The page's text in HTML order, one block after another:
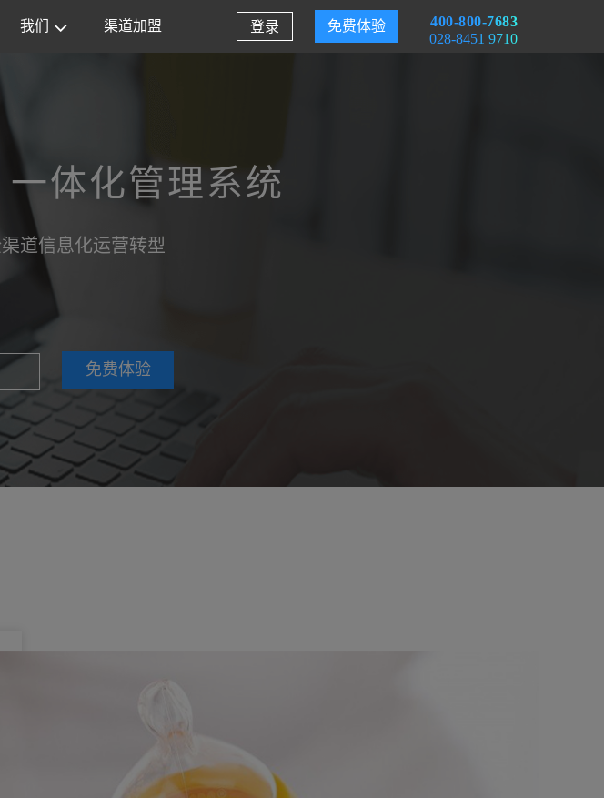
登录 免费体验
400-800-7683
028-8451 9710
我们 渠道加盟
体化管理系统
道信息化运营转型
免费体验